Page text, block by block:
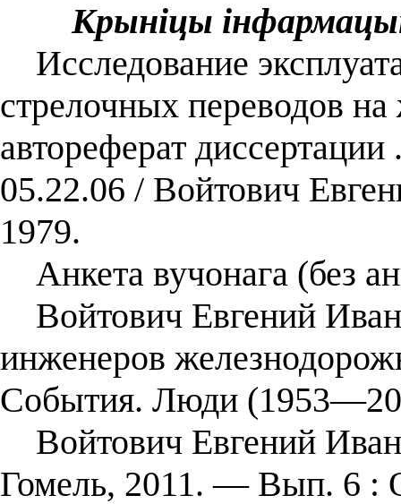
Крыніцы
Исследование
стрелочных переводов
автореферат
05.22.06 / Войтович
1979.
Анкета вучонага (без
Войтович Евгений
инженеров
События. Люди
Войтович Евгений
Гомель, 2011. — Вып. 6 :